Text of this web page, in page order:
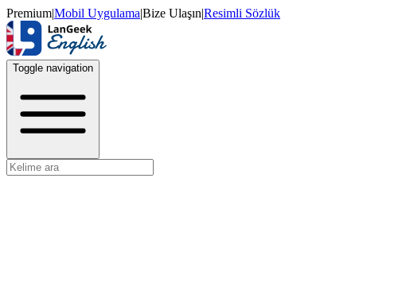
Premium|Mobil Uygulama|Bize Ulaşın|Resimli Sözlük
Toggle navigation